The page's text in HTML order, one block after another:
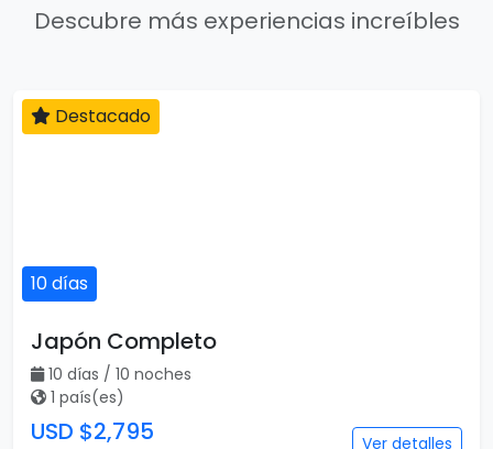
Descubre más experiencias increíbles
10 días
Destacado
Japón Completo
10 días / 10 noches
1 país(es)
USD $2,795 Ver detalles